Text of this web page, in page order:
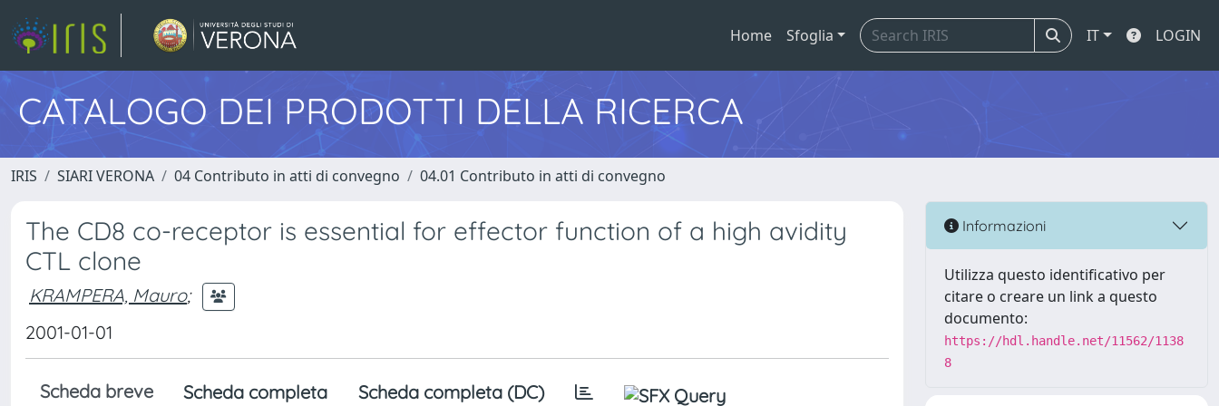
Home Sfoglia IT LOGIN
CATALOGO DEI PRODOTTI DELLA RICERCA
IRIS SIARI VERONA 04 Contributo in atti di convegno 04.01 Contributo in atti di convegno
The CD8 co-receptor is essential for effector function of a high avidity
CTL clone
KRAMPERA, Mauro;
2001-01-01
Scheda breve Scheda completa Scheda completa (DC)
Informazioni
Utilizza questo identificativo per
citare o creare un link a questo
documento:
https://hdl.handle.net/11562/1138
8